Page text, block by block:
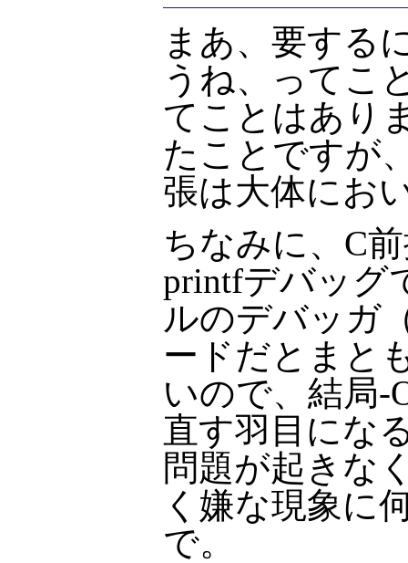
まあ、要する
うね、ってこ
てことはあり
たことですが
張は大体にお
ちなみに、C
printfデバッグ
ルのデバッガ
ードだとまと
いので、結局-
直す羽目にな
問題が起きな
く嫌な現象に
で。